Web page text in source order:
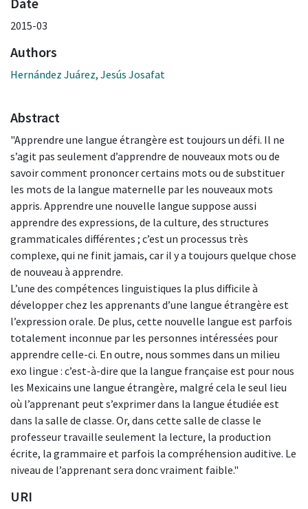
2015-03
Authors
Hernández Juárez, Jesús Josafat
Abstract
"Apprendre une langue étrangère est toujours un défi. Il ne
s’agit pas seulement d’apprendre de nouveaux mots ou de
savoir comment prononcer certains mots ou de substituer
les mots de la langue maternelle par les nouveaux mots
appris. Apprendre une nouvelle langue suppose aussi
apprendre des expressions, de la culture, des structures
grammaticales différentes ; c’est un processus très
complexe, qui ne finit jamais, car il y a toujours quelque chose
de nouveau à apprendre.
L’une des compétences linguistiques la plus difficile à
développer chez les apprenants d’une langue étrangère est
l’expression orale. De plus, cette nouvelle langue est parfois
totalement inconnue par les personnes intéressées pour
apprendre celle-ci. En outre, nous sommes dans un milieu
exo lingue : c’est-à-dire que la langue française est pour nous
les Mexicains une langue étrangère, malgré cela le seul lieu
où l’apprenant peut s’exprimer dans la langue étudiée est
dans la salle de classe. Or, dans cette salle de classe le
professeur travaille seulement la lecture, la production
écrite, la grammaire et parfois la compréhension auditive. Le
niveau de l’apprenant sera donc vraiment faible."
URI